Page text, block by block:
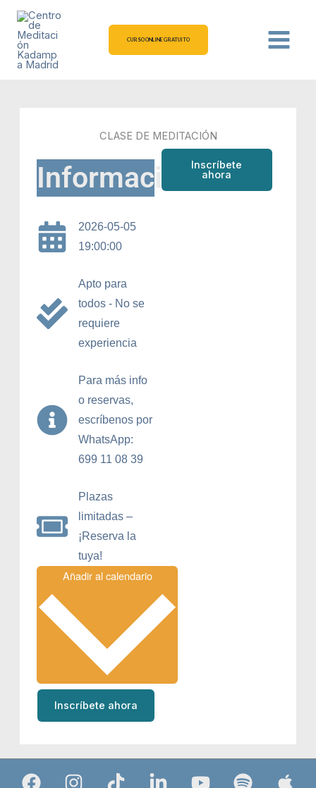
contenido
CURSO ONLINE GRATUITO
CLASE DE MEDITACIÓN
Información
2026-05-05
19:00:00
Apto para
todos - No se
requiere
experiencia
Para más info
o reservas,
escríbenos por
WhatsApp:
699 11 08 39
Plazas
limitadas –
¡Reserva la
tuya!
Añadir al calendario
Inscríbete ahora
Inscríbete
ahora